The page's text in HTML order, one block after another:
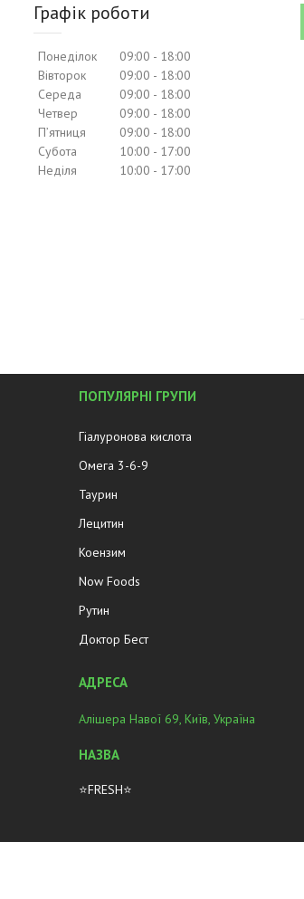
Графік роботи
Понеділок 09:00
18:00
Вівторок
09:00
18:00
Середа
09:00
18:00
Четвер
09:00
18:00
Пʼятниця
09:00
18:00
Субота
10:00
17:00
Неділя
10:00 17:00
ПОПУЛЯРНІ ГРУПИ
Гіалуронова кислота
Омега 3-6-9
Таурин
Лецитин
Коензим
Now Foods
Рутин
Доктор Бест
Алішера Навої 69, Київ, Україна
⭐FRESH⭐